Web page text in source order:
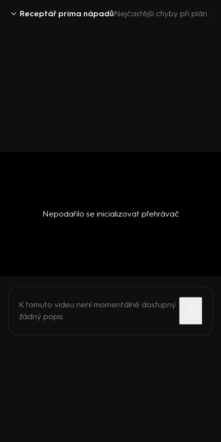
Receptář prima nápadů Nejčastější chyby při plánování zahrady
Nepodařilo se inicializovat přehrávač
K tomuto videu není momentálně dostupný
žádný popis.